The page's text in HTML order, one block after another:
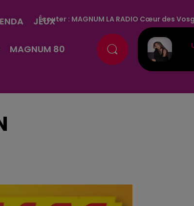
JEUX
MAGNUM 80
Écouter : MAGNUM LA RADIO Cœur des